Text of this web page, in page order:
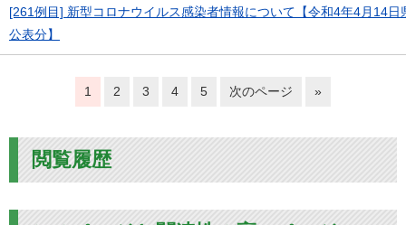
[261例目] 新型コロナウイルス感染者情報について【令和4年4月14日
公表分】
1 2 3 4 5 次のページ »
閲覧履歴